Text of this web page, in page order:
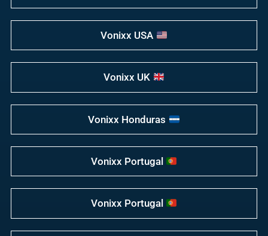
Vonixx USA
Vonixx UK
Vonixx Honduras
Vonixx Portugal
Vonixx Portugal